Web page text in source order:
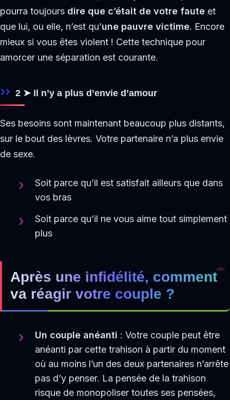
pourra toujours dire que c’était de votre faute et
que lui, ou elle, n’est qu’une pauvre victime. Encore
mieux si vous êtes violent ! Cette technique pour
amorcer une séparation est courante.
2 ➤ Il n’y a plus d’envie d’amour
Ses besoins sont maintenant beaucoup plus distants,
sur le bout des lèvres. Votre partenaire n’a plus envie
de sexe.
Soit parce qu’il est satisfait ailleurs que dans
vos bras
Soit parce qu’il ne vous aime tout simplement
plus
Après une infidélité, comment
va réagir votre couple ?
Un couple anéanti : Votre couple peut être
anéanti par cette trahison à partir du moment
où au moins l’un des deux partenaires n’arrête
pas d’y penser. La pensée de la trahison
risque de monopoliser toutes ses pensées,